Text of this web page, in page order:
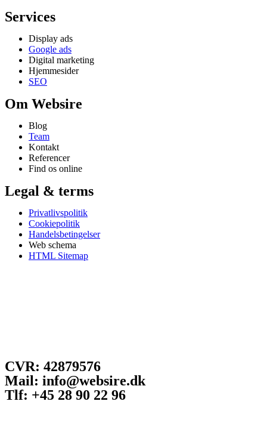
Services
Display ads
Google ads
Digital marketing
Hjemmesider
SEO
Om Websire
Blog
Team
Kontakt
Referencer
Find os online
Legal & terms
Privatlivspolitik
Cookiepolitik
Handelsbetingelser
Web schema
HTML Sitemap
CVR: 42879576
Mail: info@websire.dk
Tlf: +45 28 90 22 96